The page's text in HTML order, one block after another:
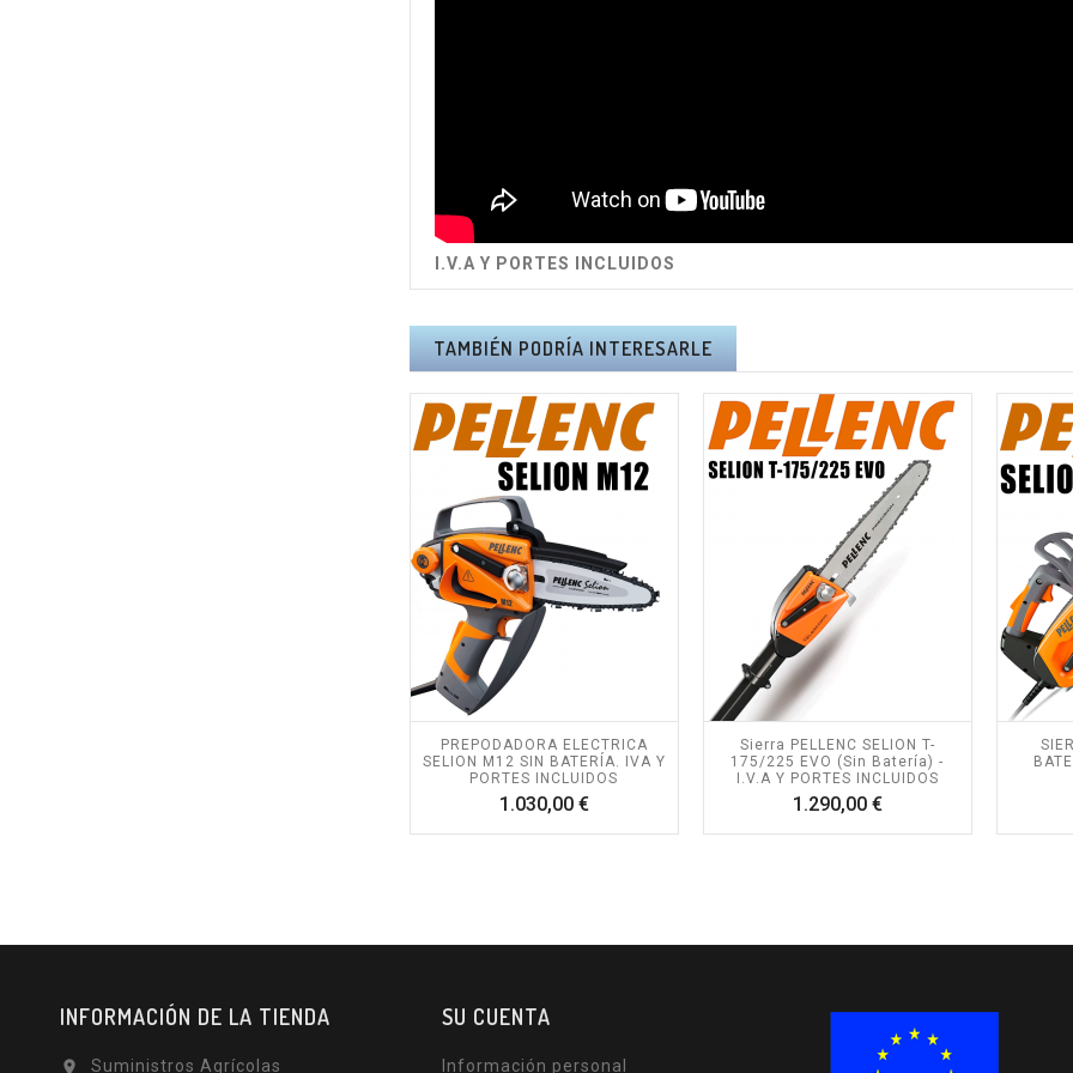
I.V.A Y PORTES INCLUIDOS
TAMBIÉN PODRÍA INTERESARLE
PREPODADORA ELECTRICA
SELION M12 SIN BATERÍA. IVA Y
PORTES INCLUIDOS
1.030,00 €Precio
Sierra PELLENC SELION T-
175/225 EVO (Sin Batería) -
I.V.A Y PORTES INCLUIDOS
1.290,00 €Precio
INFORMACIÓN DE LA TIENDA
 Suministros Agrícolas
SU CUENTA
Información personal